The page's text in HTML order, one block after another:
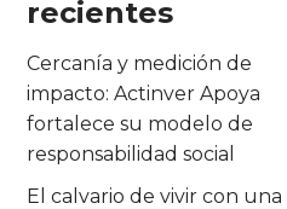
recientes
Cercanía y medición de
impacto: Actinver Apoya
fortalece su modelo de
responsabilidad social
El calvario de vivir con una